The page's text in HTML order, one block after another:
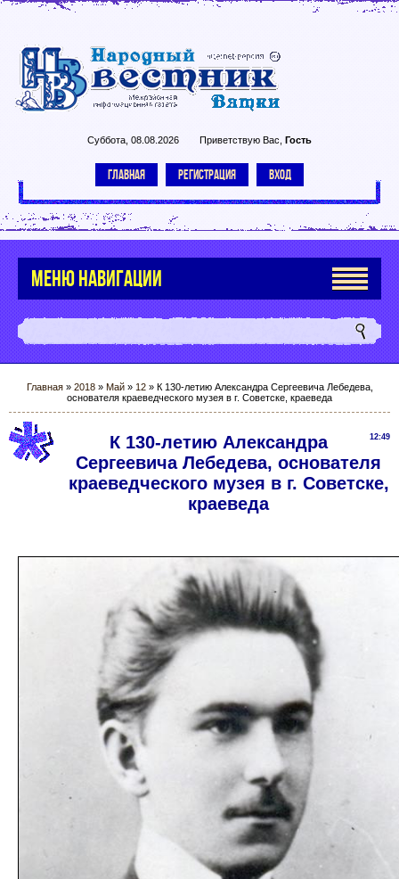
Суббота, 08.08.2026 Приветствую Вас Гость
ГЛАВНАЯ РЕГИСТРАЦИЯ ВХОД
МЕНЮ НАВИГАЦИИ
Главная» 2018 » Май » 12» К 130-летию Александра Сергеевича Лебедева,
основателя краеведческого музея в г. Советске, краеведа
12:49
К 130-летию Александра
Сергеевича Лебедева, основателя
краеведческого музея в г. Советске,
краеведа